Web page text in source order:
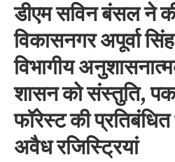
डीएम सविन बंसल ने
विकासनगर अपूर्वा
विभागीय
शासन को संस्तुति,
फॉरेस्ट की
अवैध रजिस्ट्रियां